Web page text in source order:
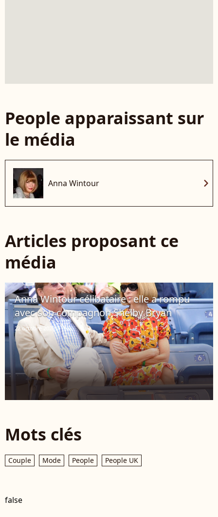
People apparaissant sur
le média
Anna Wintour chevron_right
Articles proposant ce
média
Anna Wintour célibataire : elle a rompu
avec son compagnon Shelby Bryan
22 octobre 2020
Mots clés
Couple Mode People People UK
false